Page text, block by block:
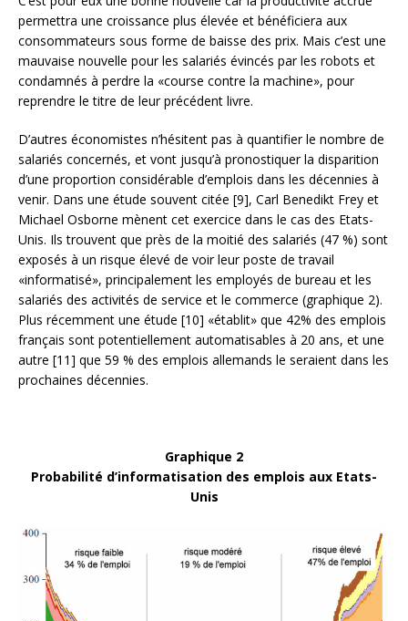
permettra une croissance plus élevée et bénéficiera aux
consommateurs sous forme de baisse des prix. Mais c’est une
mauvaise nouvelle pour les salariés évincés par les robots et
condamnés à perdre la «course contre la machine», pour
reprendre le titre de leur précédent livre.
D’autres économistes n’hésitent pas à quantifier le nombre de
salariés concernés, et vont jusqu’à pronostiquer la disparition
d’une proportion considérable d’emplois dans les décennies à
venir. Dans une étude souvent citée [9], Carl Benedikt Frey et
Michael Osborne mènent cet exercice dans le cas des Etats-
Unis. Ils trouvent que près de la moitié des salariés (47 %) sont
exposés à un risque élevé de voir leur poste de travail
«informatisé», principalement les employés de bureau et les
salariés des activités de service et le commerce (graphique 2).
Plus récemment une étude [10] «établit» que 42% des emplois
français sont potentiellement automatisables à 20 ans, et une
autre [11] que 59 % des emplois allemands le seraient dans les
prochaines décennies.
Graphique 2
Probabilité d’informatisation des emplois aux Etats-
Unis